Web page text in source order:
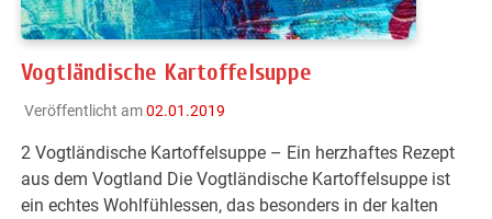
Vogtländische Kartoffelsuppe
Veröffentlicht am02.01.2019
2 Vogtländische Kartoffelsuppe – Ein herzhaftes Rezept
aus dem Vogtland Die Vogtländische Kartoffelsuppe ist
ein echtes Wohlfühlessen, das besonders in der kalten